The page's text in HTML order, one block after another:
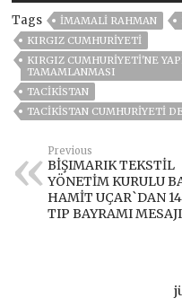
Tags İMAMALI RAHMAN
KIRGIZ CUMHURIYETI
KIRGIZ CUMHURIYETI'NE
TAMAMLANMASI
TACİKİSTAN
TACIKISTAN CUMHURIYETI
Previous
BİŞIMARIK TEKSTİL
YÖNETİM KURULU
HAMİT UÇAR`DAN
TIP BAYRAMI MESAJI